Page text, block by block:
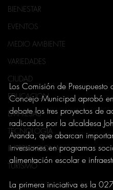
BIENESTAR
EVENTOS
MEDIO AMBIENTE
VARIEDADES
CIUDAD
EDUCACION
EMPRESAS
TECNOLOGIA
INTERNACIONAL
TURISMO
Los Comisión de Presupuesto
Concejo Municipal aprobó
debate los tres proyectos de
radicados por la alcaldesa
Aranda, que abarcan
inversiones en programas
alimentación escolar e
La primera iniciativa es la